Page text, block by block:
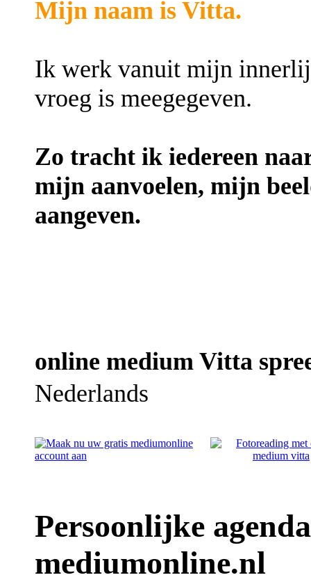
Mijn naam is Vitta.
Ik werk vanuit mijn
vroeg is meegegeven.
Zo tracht ik iedereen
mijn aanvoelen, mijn
aangeven.
online medium Vitta
Nederlands
Persoonlijke
mediumonline.nl